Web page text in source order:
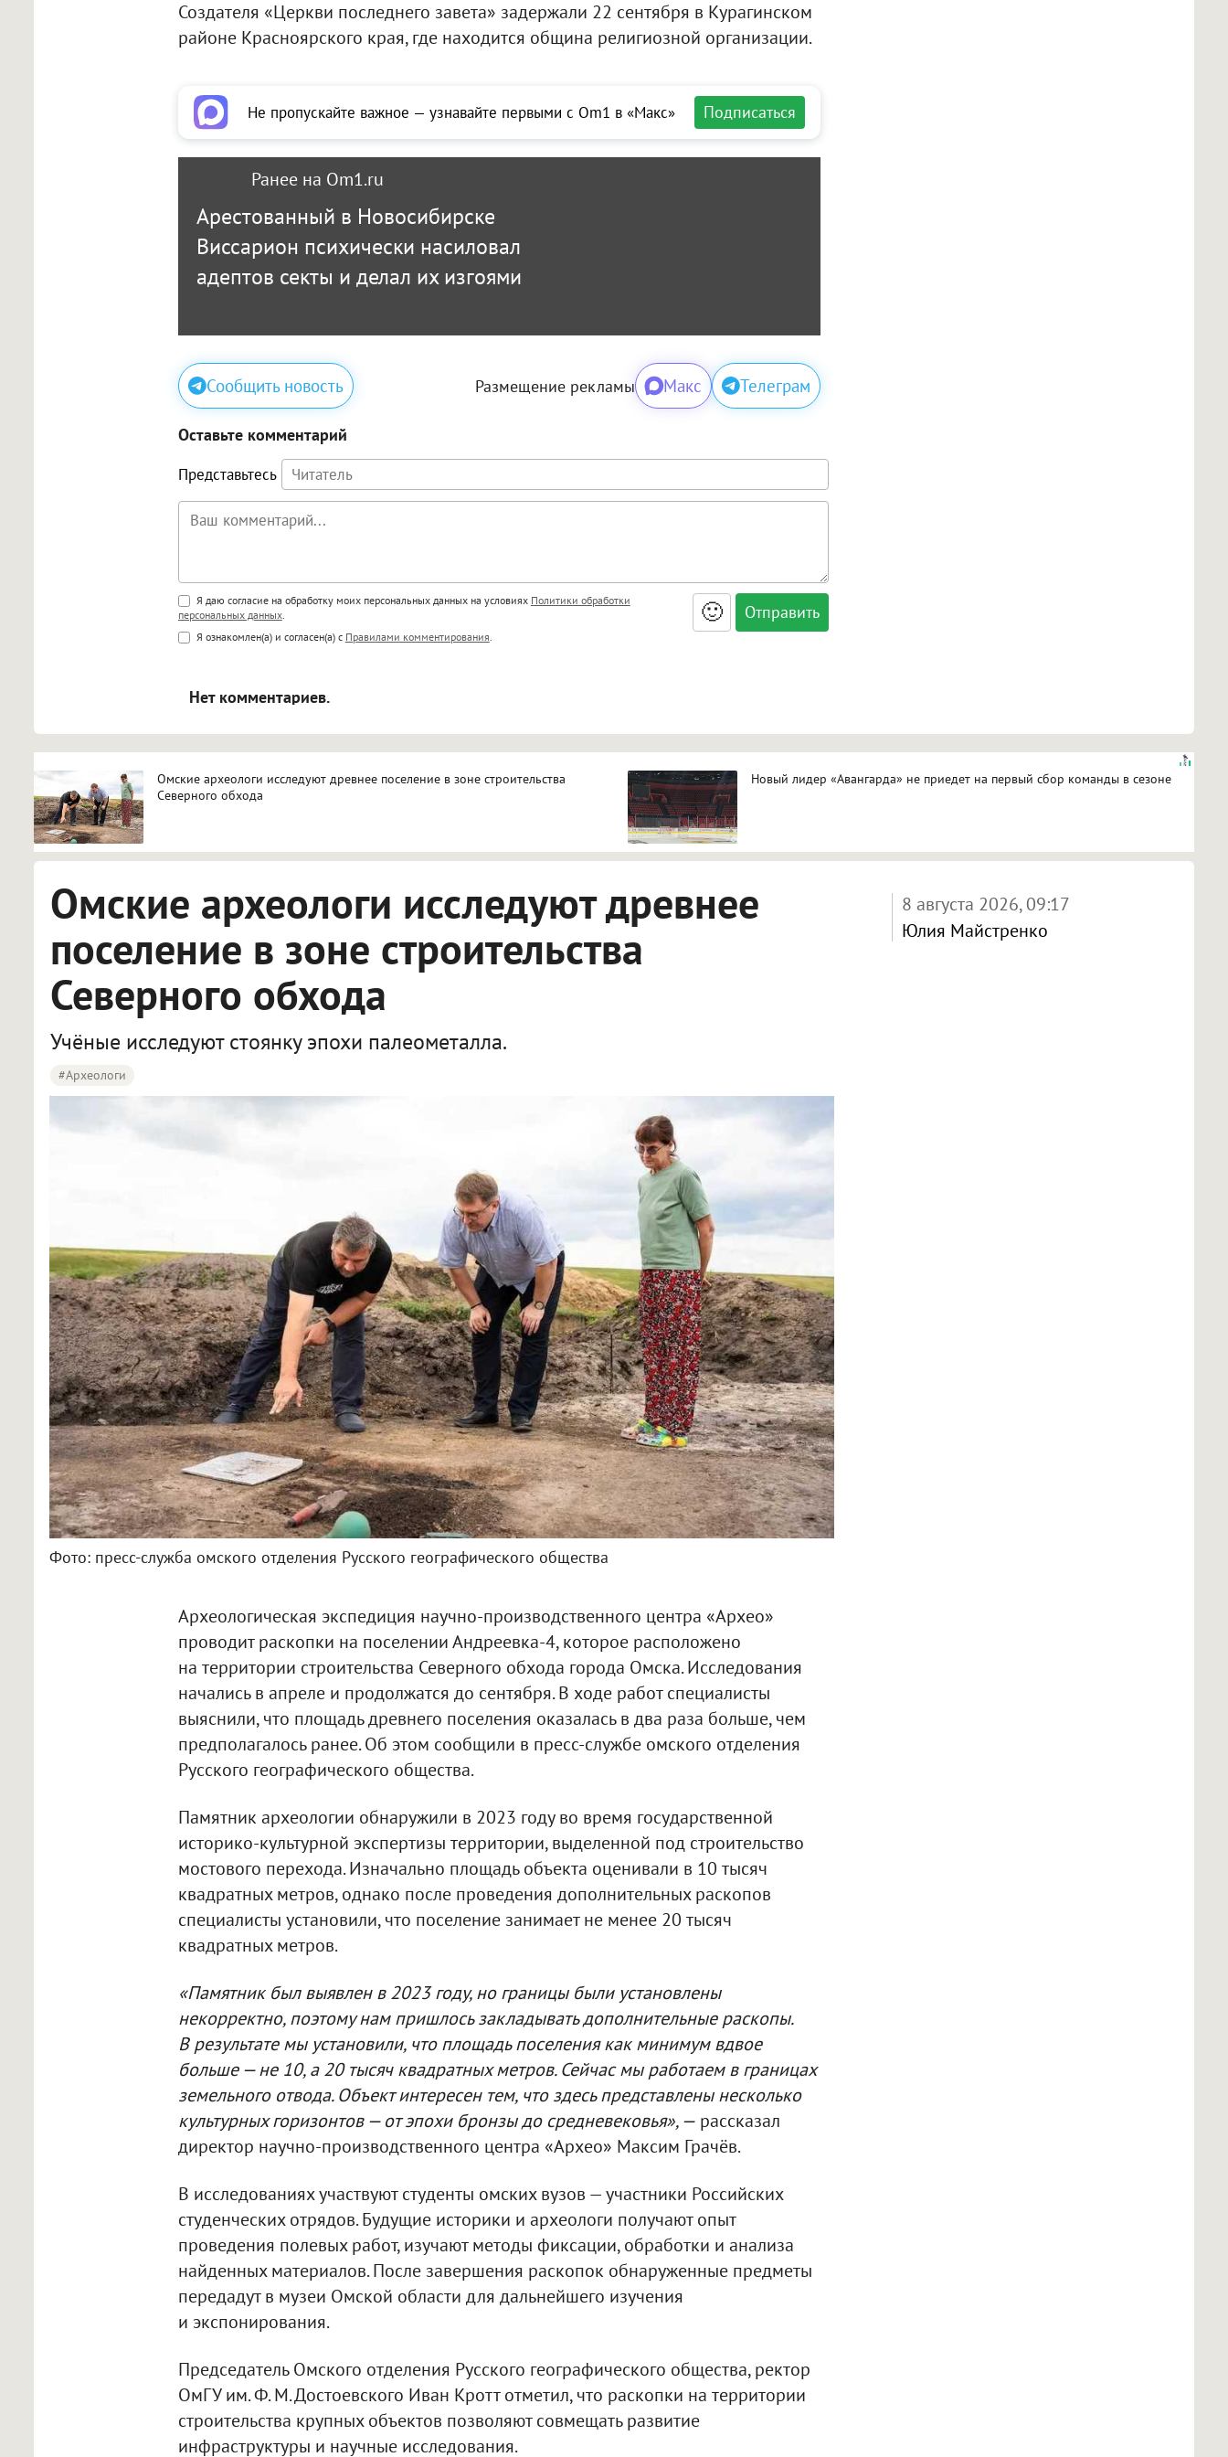
Создателя «Церкви последнего завета» задержали 22 сентября в Курагинском
районе Красноярского края, где находится община религиозной организации.
Не пропускайте важное — узнавайте первыми с Om1 в «Макс» Подписаться
Ранее на Om1.ru
Арестованный в Новосибирске
Виссарион психически насиловал
адептов секты и делал их изгоями
Сообщить новость Размещение рекламы Макс Телеграм
Оставьте комментарий
Представьтесь
Поддержка HTML
<b>, <strong>, <u>, <i>, <em>, <s>, <big>, <small>, <sup>, <sub>, <pre>, <ul>, <ol>, <li>,
<blockquote>, <code> экранирует HTML, адреса URL автоматически становятся ссылками, и
Я даю согласие на обработку моих персональных данных на условиях Политики обработки
персональных данных.
Я ознакомлен(а) и согласен(а) с Правилами комментирования.
🙂
Нет комментариев.
Омские археологи исследуют древнее поселение в зоне строительства
Северного обхода
Новый лидер «Авангарда» не приедет на первый сбор команды в сезоне
Омские археологи исследуют древнее
поселение в зоне строительства
Северного обхода
Учёные исследуют стоянку эпохи палеометалла.
#археологи
8 августа 2026, 09:17
Юлия Майстренко
Фото: пресс-служба омского отделения Русского географического общества
Археологическая экспедиция научно-производственного центра «Архео»
проводит раскопки на поселении Андреевка-4, которое расположено
на территории строительства Северного обхода города Омска. Исследования
начались в апреле и продолжатся до сентября. В ходе работ специалисты
выяснили, что площадь древнего поселения оказалась в два раза больше, чем
предполагалось ранее. Об этом сообщили в пресс-службе омского отделения
Русского географического общества.
Памятник археологии обнаружили в 2023 году во время государственной
историко-культурной экспертизы территории, выделенной под строительство
мостового перехода. Изначально площадь объекта оценивали в 10 тысяч
квадратных метров, однако после проведения дополнительных раскопов
специалисты установили, что поселение занимает не менее 20 тысяч
квадратных метров.
«Памятник был выявлен в 2023 году, но границы были установлены
некорректно, поэтому нам пришлось закладывать дополнительные раскопы.
В результате мы установили, что площадь поселения как минимум вдвое
больше — не 10, а 20 тысяч квадратных метров. Сейчас мы работаем в границах
земельного отвода. Объект интересен тем, что здесь представлены несколько
культурных горизонтов — от эпохи бронзы до средневековья», —рассказал
директор научно-производственного центра «Архео» Максим Грачёв.
В исследованиях участвуют студенты омских вузов — участники Российских
студенческих отрядов. Будущие историки и археологи получают опыт
проведения полевых работ, изучают методы фиксации, обработки и анализа
найденных материалов. После завершения раскопок обнаруженные предметы
передадут в музеи Омской области для дальнейшего изучения
и экспонирования.
Председатель Омского отделения Русского географического общества, ректор
ОмГУ им. Ф. М. Достоевского Иван Кротт отметил, что раскопки на территории
строительства крупных объектов позволяют совмещать развитие
инфраструктуры и научные исследования.